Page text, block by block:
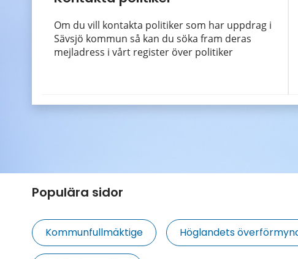
Om du vill kontakta politiker som har uppdrag i
Sävsjö kommun så kan du söka fram deras
mejladress i vårt register över politiker
Populära sidor
Kommunfullmäktige Höglandets